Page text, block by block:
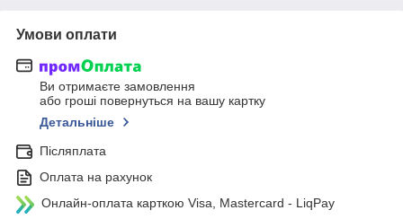
Умови оплати
Ви отримаєте замовлення
або гроші повернуться на вашу картку
Детальніше
Післяплата
Оплата на рахунок
Онлайн-оплата карткою Visa, Mastercard - LiqPay